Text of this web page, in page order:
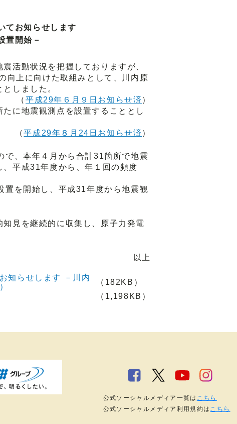
てお知らせします
置開始－
活動状況を把握しておりますが、
向上に向けた取組みとして、川内原
しました。
（ 平成29年６月９日お知らせ済 ）
に地震観測点を設置することとし
（平成29年８月24日お知らせ済 ）
、本年４月から合計31箇所で地震
平成31年度から、年１回の頻度
を開始し、平成31年度から地震観
見を継続的に収集し、原子力発電
以上
知らせします －川内
（182KB）
（1,198KB）
公式ソーシャルメディア一覧は こちら
公式ソーシャルメディア利用規約は こちら